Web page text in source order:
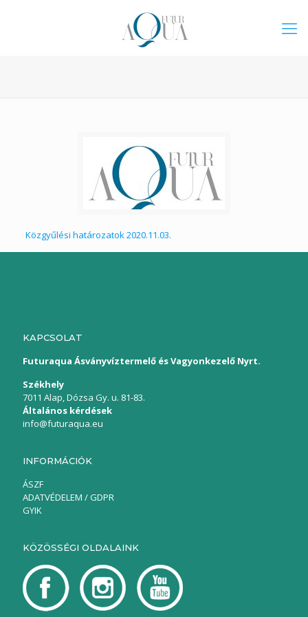
Közgyűlési határozatok 2020.11.03.
KAPCSOLAT
Futuraqua Ásványvíztermelő és Vagyonkezelő Nyrt.
Székhely
7011 Alap, Dózsa Gy. u. 81-83.
Általános kérdések
info@futuraqua.eu
INFORMÁCIÓK
ÁSZF
ADATVÉDELEM / GDPR
GYIK
KÖZÖSSÉGI OLDALAINK